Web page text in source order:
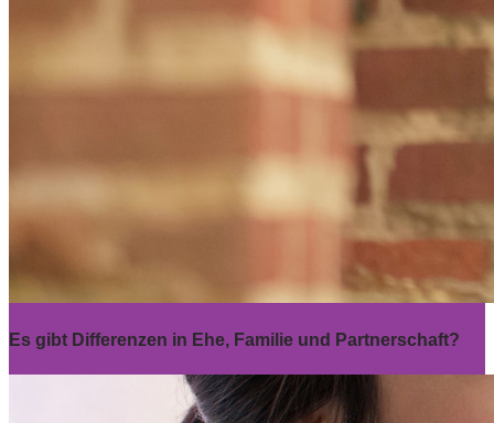
Es gibt Differenzen in Ehe, Familie und Partnerschaft?